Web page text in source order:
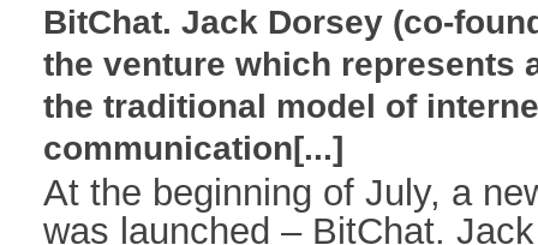
BitChat. Jack Dorsey (co-
the venture which represents
the traditional model of
communication[...]
At the beginning of July, a
was launched – BitChat.